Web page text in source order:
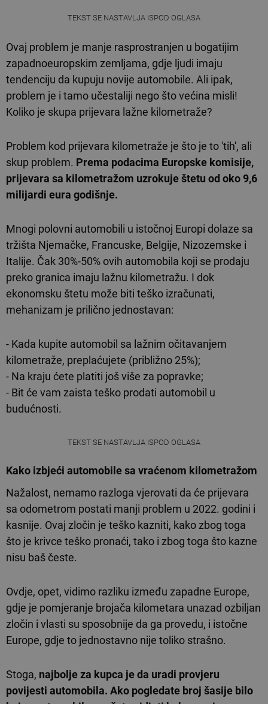
TEKST SE NASTAVLJA ISPOD OGLASA
Ovaj problem je manje rasprostranjen u bogatijim
zapadnoeuropskim zemljama, gdje ljudi imaju
tendenciju da kupuju novije automobile. Ali ipak,
problem je i tamo učestaliji nego što većina misli!
Koliko je skupa prijevara lažne kilometraže?
Problem kod prijevara kilometraže je što je to 'tih', ali
skup problem. Prema podacima Europske komisije,
prijevara sa kilometražom uzrokuje štetu od oko 9,6
milijardi eura godišnje.
Mnogi polovni automobili u istočnoj Europi dolaze sa
tržišta Njemačke, Francuske, Belgije, Nizozemske i
Italije. Čak 30%-50% ovih automobila koji se prodaju
preko granica imaju lažnu kilometražu. I dok
ekonomsku štetu može biti teško izračunati,
mehanizam je prilično jednostavan:
- Kada kupite automobil sa lažnim očitavanjem
kilometraže, preplaćujete (približno 25%);
- Na kraju ćete platiti još više za popravke;
- Bit će vam zaista teško prodati automobil u
budućnosti.
TEKST SE NASTAVLJA ISPOD OGLASA
Kako izbjeći automobile sa vraćenom kilometražom
Nažalost, nemamo razloga vjerovati da će prijevara
sa odometrom postati manji problem u 2022. godini i
kasnije. Ovaj zločin je teško kazniti, kako zbog toga
što je krivce teško pronaći, tako i zbog toga što kazne
nisu baš česte.
Ovdje, opet, vidimo razliku između zapadne Europe,
gdje je pomjeranje brojača kilometara unazad ozbiljan
zločin i vlasti su sposobnije da ga provedu, i istočne
Europe, gdje to jednostavno nije toliko strašno.
Stoga, najbolje za kupca je da uradi provjeru
povijesti automobila. Ako pogledate broj šasije bilo